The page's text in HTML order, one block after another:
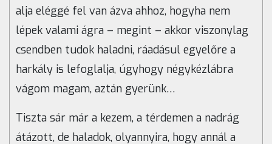
alja eléggé fel van ázva ahhoz, hogyha nem
lépek valami ágra – megint – akkor viszonylag
csendben tudok haladni, ráadásul egyelőre a
harkály is lefoglalja, úgyhogy négykézlábra
vágom magam, aztán gyerünk…
Tiszta sár már a kezem, a térdemen a nadrág
átázott, de haladok, olyannyira, hogy annál a